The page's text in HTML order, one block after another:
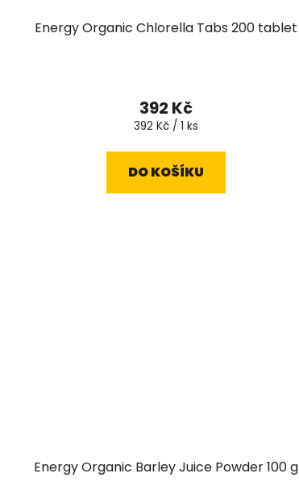
Energy Organic Chlorella Tabs 200 tablet
392 Kč
Měrná
392 Kč / 1 ks
DO KOŠÍKU
Energy Organic Barley Juice Powder 100 g